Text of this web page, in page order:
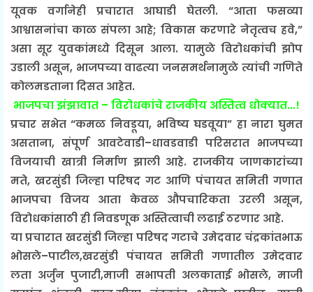
यूवक वर्गानेही प्रचारात आघाडी घेतली. “आता फसव्या
आश्वासनांचा काळ संपला आहे; विकास करणारे नेतृत्वच हवे,”
असा सूर युवकांमध्ये दिसून आला. यामुळे विरोधकांची झोप
उडाली असून, भाजपच्या वाढत्या जनसमर्थनामुळे त्यांची गणिते
कोलमडताना दिसत आहेत.
भाजपचा झंझावात – विरोधकांचे राजकीय अस्तित्व धोक्यात...!
प्रचार सभेत “कमळ निवडूया, भविष्य घडवूया” हा नारा घुमत
असताना, संपूर्ण आवटेवाडी–धावडवाडी परिसरात भाजपच्या
विजयाची खात्री निर्माण झाली आहे. राजकीय जाणकारांच्या
मते, खरसुंडी जिल्हा परिषद गट आणि पंचायत समिती गणात
भाजपचा विजय आता केवळ औपचारिकता उरली असून,
विरोधकांसाठी ही निवडणूक अस्तित्वाची लढाई ठरणार आहे.
या प्रचारात खरसुंडी जिल्हा परिषद गटाचे उमेदवार चंद्रकांतभाऊ
भोसले–पाटील,खरसुंडी पंचायत समिती गणातील उमेदवार
लता अर्जुन पुजारी,माजी सभापती अलकाताई भोसले, माजी